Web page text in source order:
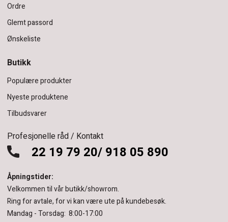
Ordre
Glemt passord
Ønskeliste
Butikk
Populære produkter
Nyeste produktene
Tilbudsvarer
Profesjonelle råd / Kontakt
22 19 79 20/ 918 05 890
Åpningstider:
Velkommen til vår butikk/showrom.
Ring for avtale, for vi kan være ute på kundebesøk.
Mandag - Torsdag: 8:00-17:00